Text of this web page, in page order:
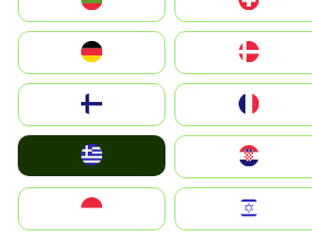
Deutschland
United Kingdom
Magyarország